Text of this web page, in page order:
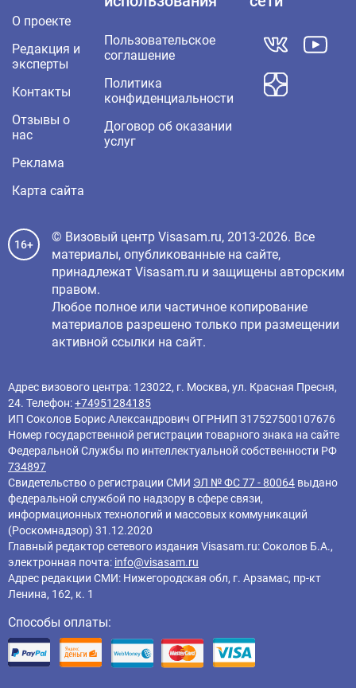
О проекте
Редакция и
эксперты
Контакты
Отзывы о
нас
Реклама
Карта сайта
Пользовательское
соглашение
Политика
конфиденциальности
Договор об оказании
услуг
16+
© Визовый центр Visasam.ru, 2013-2026. Все
материалы, опубликованные на сайте,
принадлежат Visasam.ru и защищены авторским
правом.
Любое полное или частичное копирование
материалов разрешено только при размещении
активной ссылки на сайт.
Адрес визового центра: 123022, г. Москва, ул. Красная Пресня,
24. Телефон:+74951284185
ИП Соколов Борис Александрович ОГРНИП 317527500107676
Номер государственной регистрации товарного знака на сайте
Федеральной Службы по интеллектуальной собственности РФ
734897
Свидетельство о регистрации СМИ ЭЛ № ФС 77 - 80064 выдано
федеральной службой по надзору в сфере связи,
информационных технологий и массовых коммуникаций
(Роскомнадзор) 31.12.2020
Главный редактор cетевого издания Visasam.ru: Соколов Б.А.,
электронная почта: info@visasam.ru
Адрес редакции СМИ: Нижегородская обл, г. Арзамас, пр-кт
Ленина, 162, к. 1
Способы оплаты: